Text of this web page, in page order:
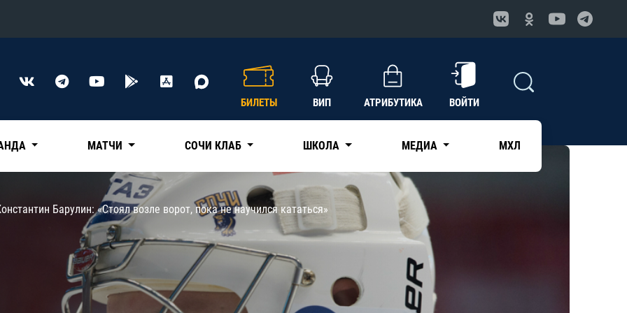
Конференция «Восток»
Трактор
Дивизион Чернышева
Авангард
Адмирал
БИЛЕТЫ ВИП АТРИБУТИКА ВОЙТИ
МАТЧИ СОЧИ КЛАБ ШКОЛА МЕДИА МХЛ
Барулин: «Стоял возле ворот, пока не научился кататься»